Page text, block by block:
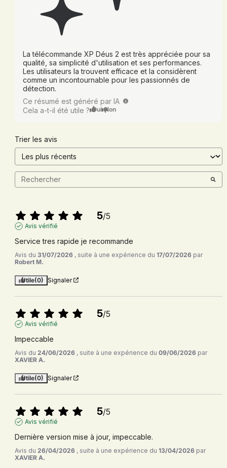
La télécommande XP Déus 2 est très appréciée pour sa
qualité, sa simplicité d'utilisation et ses performances.
Les utilisateurs la trouvent efficace et la considèrent
comme un incontournable pour les passionnés de
détection.
Ce résumé est généré par IA
Cela a-t-il été utile ? Oui Non
Trier les avis
5/5
Avis vérifié
Service tres rapide je recommande
Avis du31/07/2026 , suite à une expérience du17/07/2026 par
Robert M.
Utile(0) Signaler
5/5
Avis vérifié
Impeccable
Avis du24/06/2026 , suite à une expérience du09/06/2026 par
XAVIER A.
Utile(0) Signaler
5/5
Avis vérifié
Dernière version mise à jour, impeccable.
Avis du26/04/2026 , suite à une expérience du13/04/2026 par
XAVIER A.